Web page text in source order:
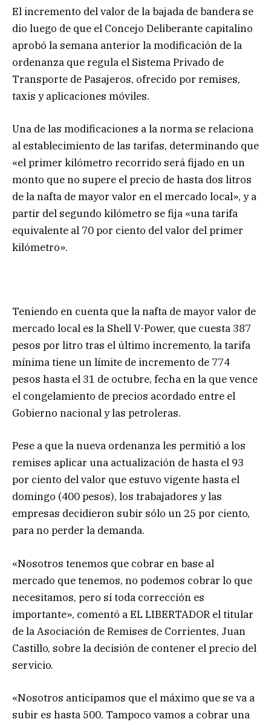
El incremento del valor de la bajada de bandera se
dio luego de que el Concejo Deliberante capitalino
aprobó la semana anterior la modificación de la
ordenanza que regula el Sistema Privado de
Transporte de Pasajeros, ofrecido por remises,
taxis y aplicaciones móviles.
Una de las modificaciones a la norma se relaciona
al establecimiento de las tarifas, determinando que
«el primer kilómetro recorrido será fijado en un
monto que no supere el precio de hasta dos litros
de la nafta de mayor valor en el mercado local», y a
partir del segundo kilómetro se fija «una tarifa
equivalente al 70 por ciento del valor del primer
kilómetro».
Teniendo en cuenta que la nafta de mayor valor de
mercado local es la Shell V-Power, que cuesta 387
pesos por litro tras el último incremento, la tarifa
mínima tiene un límite de incremento de 774
pesos hasta el 31 de octubre, fecha en la que vence
el congelamiento de precios acordado entre el
Gobierno nacional y las petroleras.
Pese a que la nueva ordenanza les permitió a los
remises aplicar una actualización de hasta el 93
por ciento del valor que estuvo vigente hasta el
domingo (400 pesos), los trabajadores y las
empresas decidieron subir sólo un 25 por ciento,
para no perder la demanda.
«Nosotros tenemos que cobrar en base al
mercado que tenemos, no podemos cobrar lo que
necesitamos, pero sí toda corrección es
importante», comentó a EL LIBERTADOR el titular
de la Asociación de Remises de Corrientes, Juan
Castillo, sobre la decisión de contener el precio del
servicio.
«Nosotros anticipamos que el máximo que se va a
subir es hasta 500. Tampoco vamos a cobrar una